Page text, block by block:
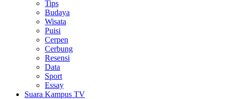
Tips
Budaya
Wisata
Puisi
Cerpen
Cerbung
Resensi
Data
Sport
Essay
Suara Kampus TV